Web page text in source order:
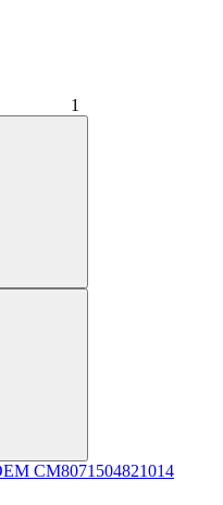
1
CM8071504821014